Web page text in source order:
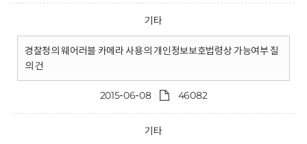
기타
경찰청의 웨어러블 카메라 사용의 개인정보보호법령상 가능여부 질
의 건
2015-06-08 46082
기타